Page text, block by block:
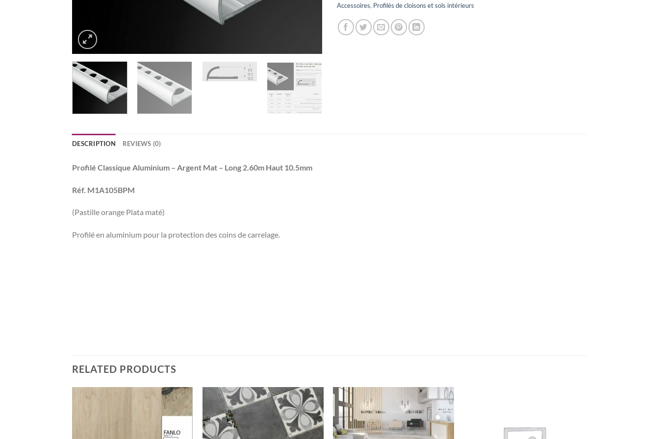
Accessoires, Profilés de cloisons et sols intérieurs
DESCRIPTION REVIEWS (0)
Profilé Classique Aluminium – Argent Mat – Long 2.60m Haut 10.5mm
Réf. M1A105BPM
(Pastille orange Plata maté)
Profilé en aluminium pour la protection des coins de carrelage.
RELATED PRODUCTS